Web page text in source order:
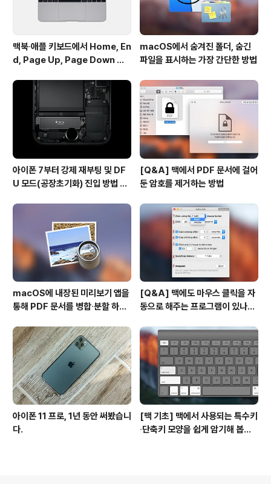
맥북∙애플 키보드에서 Home, En
d, Page Up, Page Down 키
macOS에서 숨겨진 폴더, 숨긴
파일을 표시하는 가장 간단한 방법
아이폰 7부터 강제 재부팅 및 DF
U 모드(공장초기화) 진입 방법 변
[Q&A] 맥에서 PDF 문서에 걸어
둔 암호를 제거하는 방법
macOS에 내장된 미리보기 앱을
통해 PDF 문서를 병합∙분할 하는
[Q&A] 맥에도 마우스 클릭을 자
동으로 해주는 프로그램이 있나
아이폰 11 프로, 1년 동안 써봤습니
다.
[맥 기초] 맥에서 사용되는 특수키
∙단축키 모양을 쉽게 암기해 봅시